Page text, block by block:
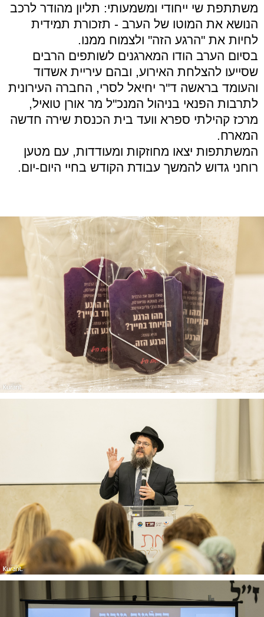
משתתפת שי ייחודי ומשמעותי: תליון מהודר לרכב
הנושא את המוטו של הערב - תזכורת תמידית
לחיות את "הרגע הזה" ולצמוח ממנו.
בסיום הערב הודו המארגנים לשותפים הרבים
שסייעו להצלחת האירוע, ובהם עיריית אשדוד
והעומד בראשה ד"ר יחיאל לסרי, החברה העירונית
לתרבות הפנאי בניהול המנכ"ל מר אורן טואיל,
מרכז קהילתי ספרא וועד בית הכנסת שירה חדשה
המארח.
המשתתפות יצאו מחוזקות ומעודדות, עם מטען
רוחני גדוש להמשך עבודת הקודש בחיי היום-יום.